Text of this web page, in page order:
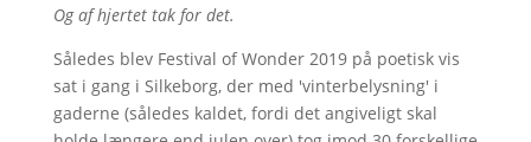
Og af hjertet tak for det.
Således blev Festival of Wonder 2019 på poetisk vis
sat i gang i Silkeborg, der med 'vinterbelysning' i
gaderne (således kaldet, fordi det angiveligt skal